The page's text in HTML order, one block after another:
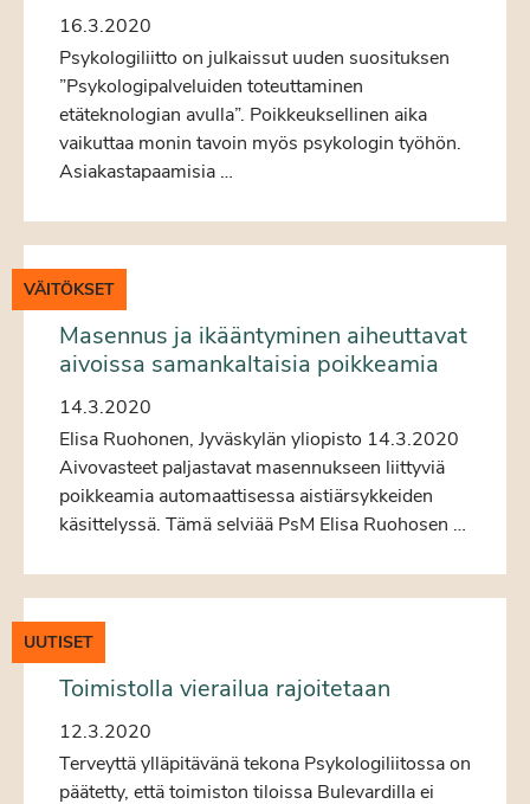
16.3.2020
Psykologiliitto on julkaissut uuden suosituksen
”Psykologipalveluiden toteuttaminen
etäteknologian avulla”. Poikkeuksellinen aika
vaikuttaa monin tavoin myös psykologin työhön.
Asiakastapaamisia …
VÄITÖKSET
Masennus ja ikääntyminen aiheuttavat
aivoissa samankaltaisia poikkeamia
14.3.2020
Elisa Ruohonen, Jyväskylän yliopisto 14.3.2020
Aivovasteet paljastavat masennukseen liittyviä
poikkeamia automaattisessa aistiärsykkeiden
käsittelyssä. Tämä selviää PsM Elisa Ruohosen …
UUTISET
Toimistolla vierailua rajoitetaan
12.3.2020
Terveyttä ylläpitävänä tekona Psykologiliitossa on
päätetty, että toimiston tiloissa Bulevardilla ei